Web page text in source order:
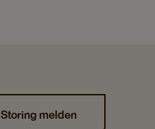
Storing melden